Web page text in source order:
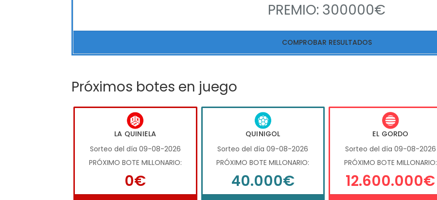
PREMIO: 300000€
COMPROBAR RESULTADOS
Próximos botes en juego
LA QUINIELA
Sorteo del día 09-08-2026
PRÓXIMO BOTE MILLONARIO:
0€
QUINIGOL
Sorteo del día 09-08-2026
PRÓXIMO BOTE MILLONARIO:
40.000€
EL GORDO
Sorteo del día 09-08-2026
PRÓXIMO BOTE MILLONARIO:
12.600.000€